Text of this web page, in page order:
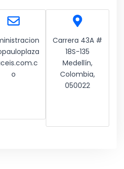
o
Carrera 43A #
18S-135
Medellín,
Colombia,
050022